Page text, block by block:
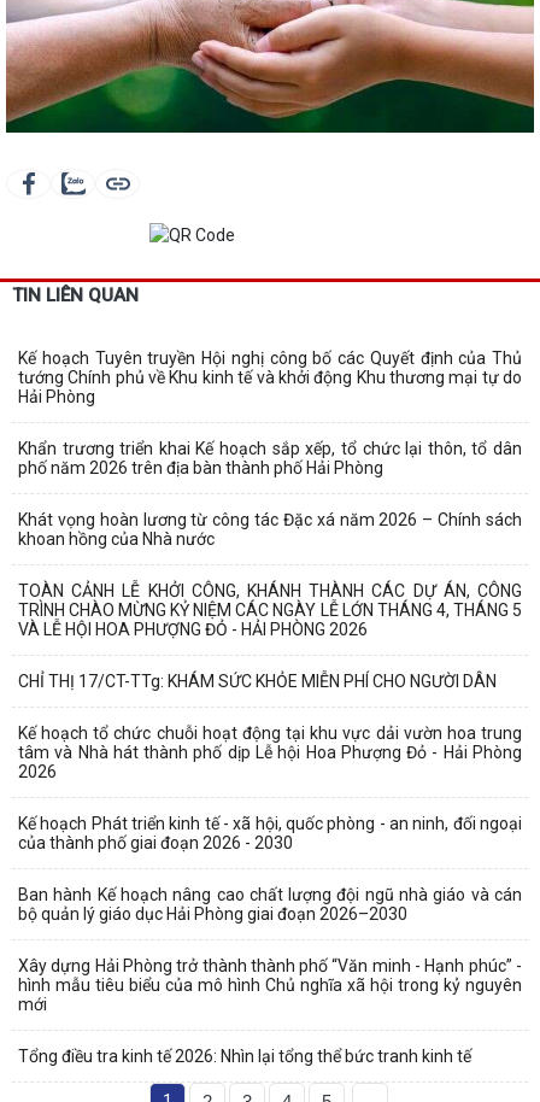
TIN LIÊN QUAN
Kế hoạch Tuyên truyền Hội nghị công bố các Quyết định của Thủ
tướng Chính phủ về Khu kinh tế và khởi động Khu thương mại tự do
Hải Phòng
Khẩn trương triển khai Kế hoạch sắp xếp, tổ chức lại thôn, tổ dân
phố năm 2026 trên địa bàn thành phố Hải Phòng
Khát vọng hoàn lương từ công tác Đặc xá năm 2026 – Chính sách
khoan hồng của Nhà nước
TOÀN CẢNH LỄ KHỞI CÔNG, KHÁNH THÀNH CÁC DỰ ÁN, CÔNG
TRÌNH CHÀO MỪNG KỶ NIỆM CÁC NGÀY LỄ LỚN THÁNG 4, THÁNG 5
VÀ LỄ HỘI HOA PHƯỢNG ĐỎ - HẢI PHÒNG 2026
CHỈ THỊ 17/CT-TTg: KHÁM SỨC KHỎE MIỄN PHÍ CHO NGƯỜI DÂN
Kế hoạch tổ chức chuỗi hoạt động tại khu vực dải vườn hoa trung
tâm và Nhà hát thành phố dịp Lễ hội Hoa Phượng Đỏ - Hải Phòng
2026
Kế hoạch Phát triển kinh tế - xã hội, quốc phòng - an ninh, đối ngoại
của thành phố giai đoạn 2026 - 2030
Ban hành Kế hoạch nâng cao chất lượng đội ngũ nhà giáo và cán
bộ quản lý giáo dục Hải Phòng giai đoạn 2026–2030
Xây dựng Hải Phòng trở thành thành phố “Văn minh - Hạnh phúc” -
hình mẫu tiêu biểu của mô hình Chủ nghĩa xã hội trong kỷ nguyên
mới
Tổng điều tra kinh tế 2026: Nhìn lại tổng thể bức tranh kinh tế